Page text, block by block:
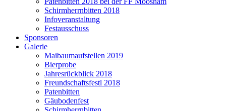
Schirmherrnbitten 2018
Infoveranstaltung
Festausschuss
Sponsoren
Galerie
Maibaumaufstellen 2019
Bierprobe
Jahresrückblick 2018
Freundschaftsfestl 2018
Patenbitten
Gäubodenfest